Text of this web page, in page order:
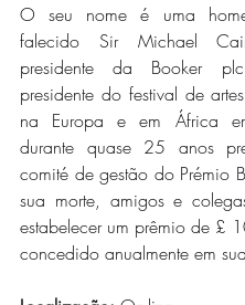
O seu nome é uma
falecido Sir Michael
presidente da Booker
presidente do festival de
na Europa e em África
durante quase 25 anos
comité de gestão do Prémio
sua morte, amigos e
estabelecer um prêmio de £
concedido anualmente em